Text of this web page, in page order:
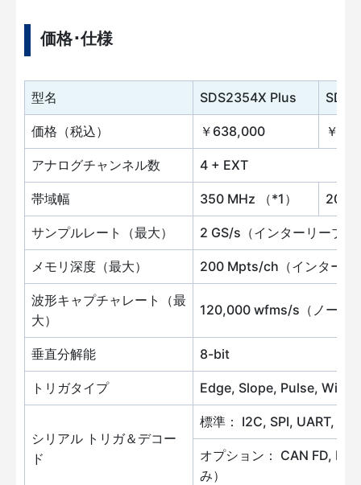
価格･仕様
型名 SDS2354X Plus
価格（税込） ￥638,000 ￥
アナログチャンネル数 4 + EXT
帯域幅 350 MHz （*1） 200
サンプルレート（最大） 2 GS/s（インターリーブ
メモリ深度（最大） 200 Mpts/ch（インター
波形キャプチャレート（最
大）
120,000 wfms/s（ノーマ
垂直分解能 8-bit
トリガタイプ Edge, Slope, Pulse,
シリアル トリガ＆デコー
ド
標準： I2C, SPI, UART,
オプション： CAN FD,
み）